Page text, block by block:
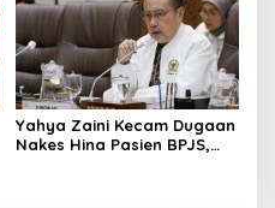
Yahya Zaini Kecam Dugaan
Nakes Hina Pasien BPJS,